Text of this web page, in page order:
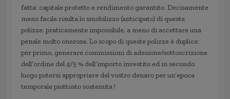
fatta: capitale protetto e rendimento garantito. Decisamente
meno facile risulta lo smobilizzo (anticipato) di queste
polizze: praticamente impossibile, a meno di accettare una
penale molto onerosa. Lo scopo di queste polizze è duplice:
per primo, generare commissioni di adesione/sottoscrizione
dell’ordine del 4/5 % dell’importo investito ed in secondo
luogo potersi appropriare del vostro denaro per un’epoca
temporale piuttosto sostenuta !